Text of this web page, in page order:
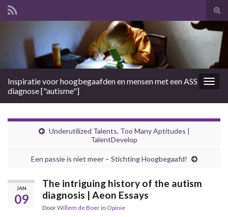
Search for:
Inspiratie voor hoogbegaafden en mensen met een ASS
diagnose ["autisme"]
Underutilized Talents, Too Many Aptitudes |
TalentDevelop
Een passie is niet meer – Stichting Hoogbegaafd!
JAN
09
The intriguing history of the autism
diagnosis | Aeon Essays
DoorWillem de Boerin Opinie